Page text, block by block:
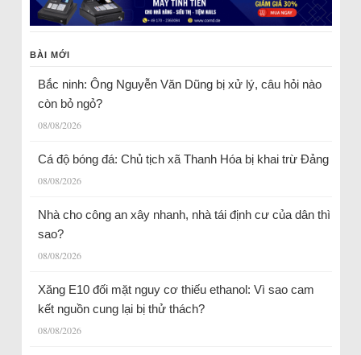
BÀI MỚI
Bắc ninh: Ông Nguyễn Văn Dũng bị xử lý, câu hỏi nào
còn bỏ ngỏ?
08/08/2026
Cá độ bóng đá: Chủ tịch xã Thanh Hóa bị khai trừ Đảng
08/08/2026
Nhà cho công an xây nhanh, nhà tái định cư của dân thì
sao?
08/08/2026
Xăng E10 đối mặt nguy cơ thiếu ethanol: Vì sao cam
kết nguồn cung lại bị thử thách?
08/08/2026